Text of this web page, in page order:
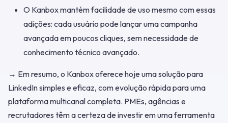
O Kanbox mantém facilidade de uso mesmo com essas
adições: cada usuário pode lançar uma campanha
avançada em poucos cliques, sem necessidade de
conhecimento técnico avançado.
→ Em resumo, o Kanbox oferece hoje uma solução para
LinkedIn simples e eficaz, com evolução rápida para uma
plataforma multicanal completa. PMEs, agências e
recrutadores têm a certeza de investir em uma ferramenta